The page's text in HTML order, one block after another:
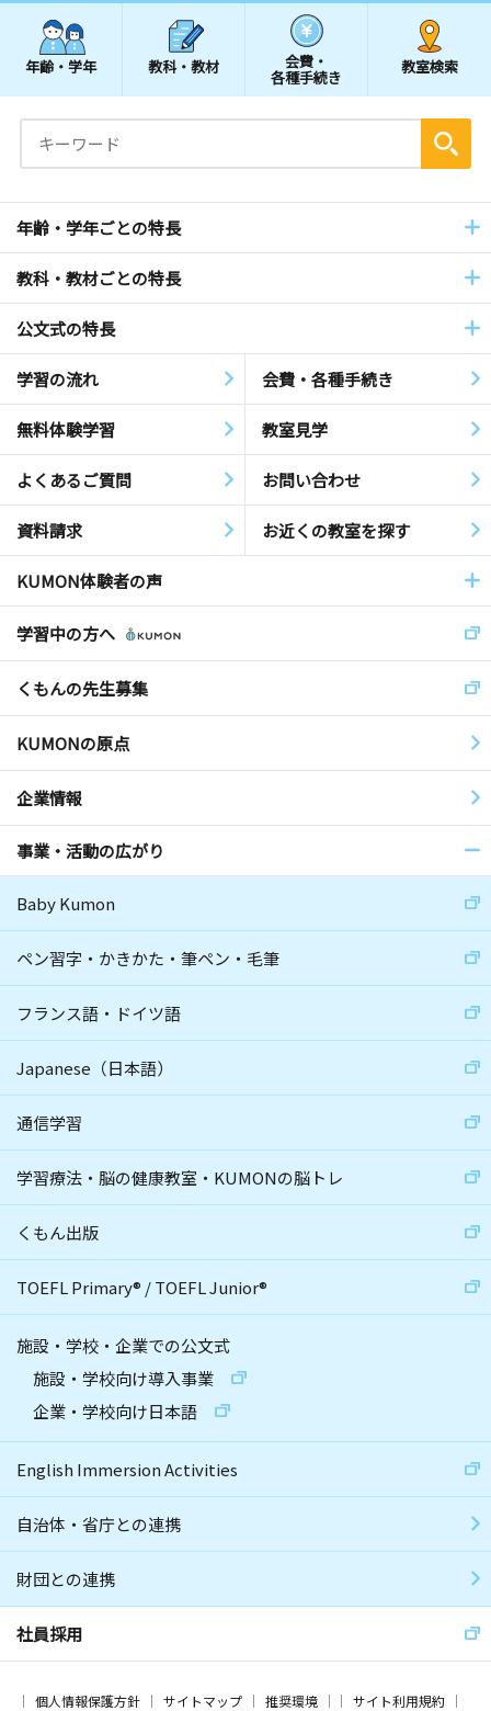
年齢・学年 教科・教材 会費・
各種手続き
教室検索
年齢・学年ごとの特長
教科・教材ごとの特長
公文式の特長
学習の流れ 会費・各種手続き
無料体験学習 教室見学
よくあるご質問 お問い合わせ
資料請求 お近くの教室を探す
KUMON体験者の声
学習中の方へ
くもんの先生募集
KUMONの原点
企業情報
事業・活動の広がり
Baby Kumon
ペン習字・かきかた・筆ペン・毛筆
フランス語・ドイツ語
Japanese（日本語）
通信学習
学習療法・脳の健康教室・KUMONの脳トレ
くもん出版
TOEFL Primary® /TOEFL Junior®
施設・学校・企業での公文式
施設・学校向け導入事業
企業・学校向け日本語
English Immersion Activities
自治体・省庁との連携
財団との連携
社員採用
個人情報保護方針 サイトマップ 推奨環境 サイト利用規約